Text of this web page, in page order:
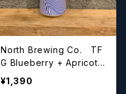
North Brewing Co. TF
G Blueberry + Apricot
ノース ブリューイン
グ トリプル フルーティド
¥1,390